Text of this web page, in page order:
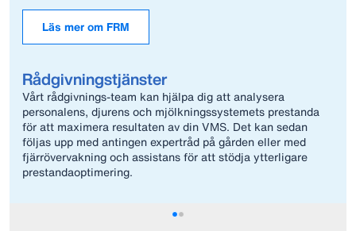
Läs mer om FRM
Rådgivningstjänster
Vårt rådgivnings-team kan hjälpa dig att analysera
personalens, djurens och mjölkningssystemets prestanda
för att maximera resultaten av din VMS. Det kan sedan
följas upp med antingen expertråd på gården eller med
fjärrövervakning och assistans för att stödja ytterligare
prestandaoptimering.